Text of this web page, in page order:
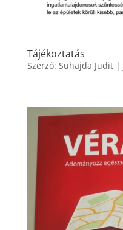
Tájékoztatás
Szerző: Suhajda Judit|